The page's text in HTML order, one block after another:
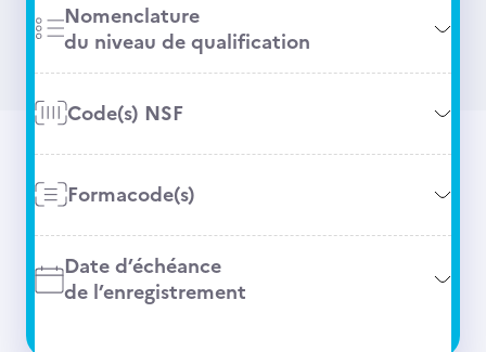
Nomenclature
du niveau de qualification
Code(s) NSF
Formacode(s)
Date d’échéance
de l’enregistrement